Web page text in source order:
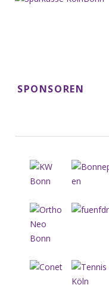
SPONSOREN